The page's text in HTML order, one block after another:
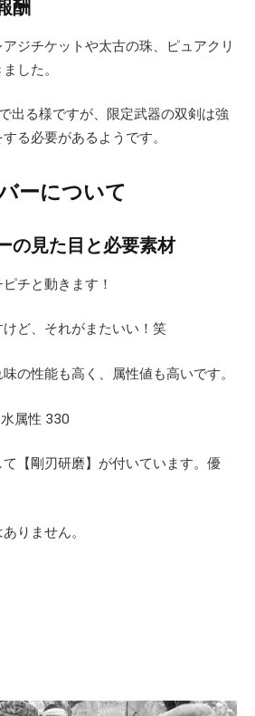
酬
ジチケットや太古の珠、ピュアクリ
した。
出る様ですが、限定武器の双剣は強
る必要があるようです。
ーについて
の見た目と必要素材
チと動きます！
ど、それがまたいい！笑
の性能も高く、属性値も高いです。
属性 330
【剛刃研磨】が付いています。優
りません。